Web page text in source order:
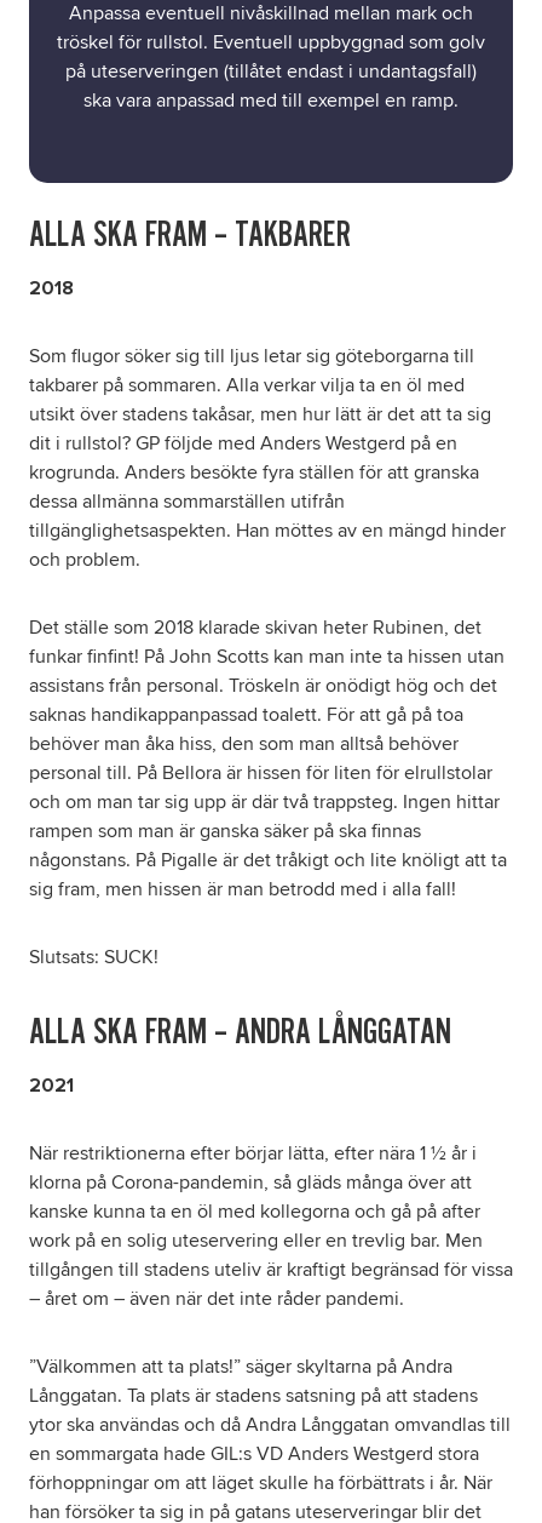
Anpassa eventuell nivåskillnad mellan mark och
tröskel för rullstol. Eventuell uppbyggnad som golv
på uteserveringen (tillåtet endast i undantagsfall)
ska vara anpassad med till exempel en ramp.
ALLA SKA FRAM – TAKBARER
2018
Som flugor söker sig till ljus letar sig göteborgarna till
takbarer på sommaren. Alla verkar vilja ta en öl med
utsikt över stadens takåsar, men hur lätt är det att ta sig
dit i rullstol? GP följde med Anders Westgerd på en
krogrunda. Anders besökte fyra ställen för att granska
dessa allmänna sommarställen utifrån
tillgänglighetsaspekten. Han möttes av en mängd hinder
och problem.
Det ställe som 2018 klarade skivan heter Rubinen, det
funkar finfint! På John Scotts kan man inte ta hissen utan
assistans från personal. Tröskeln är onödigt hög och det
saknas handikappanpassad toalett. För att gå på toa
behöver man åka hiss, den som man alltså behöver
personal till. På Bellora är hissen för liten för elrullstolar
och om man tar sig upp är där två trappsteg. Ingen hittar
rampen som man är ganska säker på ska finnas
någonstans. På Pigalle är det tråkigt och lite knöligt att ta
sig fram, men hissen är man betrodd med i alla fall!
Slutsats: SUCK!
ALLA SKA FRAM – ANDRA LÅNGGATAN
2021
När restriktionerna efter börjar lätta, efter nära 1 ½ år i
klorna på Corona-pandemin, så gläds många över att
kanske kunna ta en öl med kollegorna och gå på after
work på en solig uteservering eller en trevlig bar. Men
tillgången till stadens uteliv är kraftigt begränsad för vissa
– året om – även när det inte råder pandemi.
”Välkommen att ta plats!” säger skyltarna på Andra
Långgatan. Ta plats är stadens satsning på att stadens
ytor ska användas och då Andra Långgatan omvandlas till
en sommargata hade GIL:s VD Anders Westgerd stora
förhoppningar om att läget skulle ha förbättrats i år. När
han försöker ta sig in på gatans uteserveringar blir det